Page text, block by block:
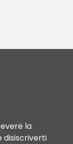
la
disiscriverti